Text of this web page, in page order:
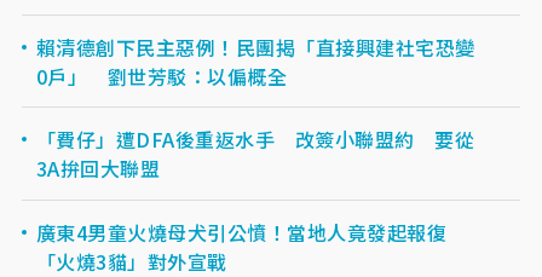
賴清德創下民主惡例！民團揭「直接興建社宅恐變
0戶」 劉世芳駁：以偏概全
「費仔」遭DFA後重返水手 改簽小聯盟約 要從
3A拚回大聯盟
廣東4男童火燒母犬引公憤！當地人竟發起報復
「火燒3貓」對外宣戰